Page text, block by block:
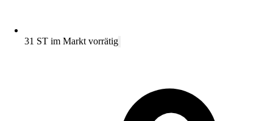
31 ST im Markt vorrätig